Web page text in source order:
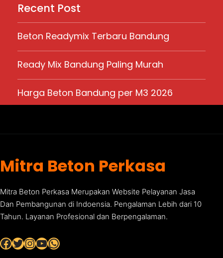
Recent Post
Beton Readymix Terbaru Bandung
Ready Mix Bandung Paling Murah
Harga Beton Bandung per M3 2026
Mitra Beton Perkasa
Mitra Beton Perkasa Merupakan Website Pelayanan Jasa
Dan Pembangunan di Indoensia. Pengalaman Lebih dari 10
Tahun. Layanan Profesional dan Berpengalaman.
Facebook Twitter InstagramYouTube WhatsApp